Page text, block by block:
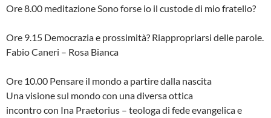
Ore 8.00 meditazione Sono forse io il custode di mio fratello?
Ore 9.15 Democrazia e prossimità? Riappropriarsi delle parole.
Fabio Caneri – Rosa Bianca
Ore 10.00 Pensare il mondo a partire dalla nascita
Una visione sul mondo con una diversa ottica
incontro con Ina Praetorius – teologa di fede evangelica e